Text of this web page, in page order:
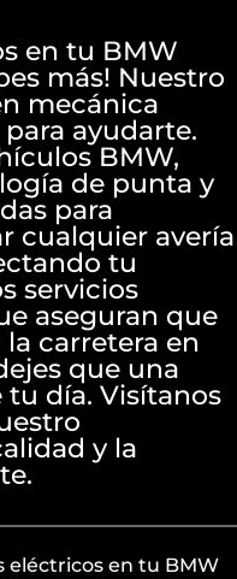
en tu BMW
más! Nuestro
mecánica
ayudarte.
BMW,
de punta y
para
cualquier avería
tu
servicios
aseguran que
carretera en
que una
día. Visítanos
y la
eléctricos en tu BMW